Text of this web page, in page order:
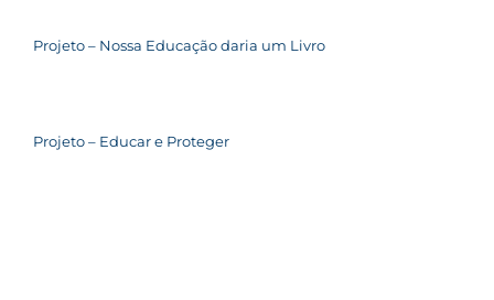
Projeto – Nossa Educação daria um Livro
Projeto – Educar e Proteger